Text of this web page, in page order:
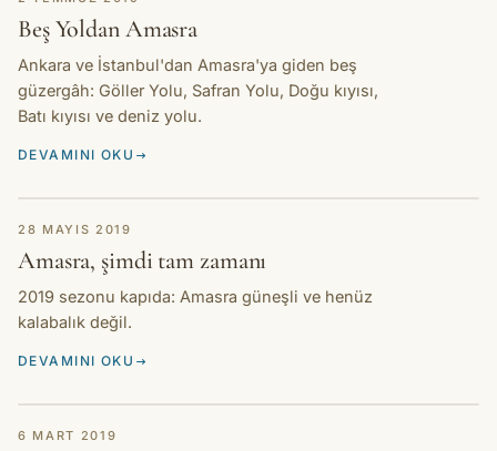
Beş Yoldan Amasra
Ankara ve İstanbul'dan Amasra'ya giden beş
güzergâh: Göller Yolu, Safran Yolu, Doğu kıyısı,
Batı kıyısı ve deniz yolu.
DEVAMINI OKU
HIKAYE
28 MAYIS 2019
Amasra, şimdi tam zamanı
2019 sezonu kapıda: Amasra güneşli ve henüz
kalabalık değil.
DEVAMINI OKU
HIKAYE
6 MART 2019